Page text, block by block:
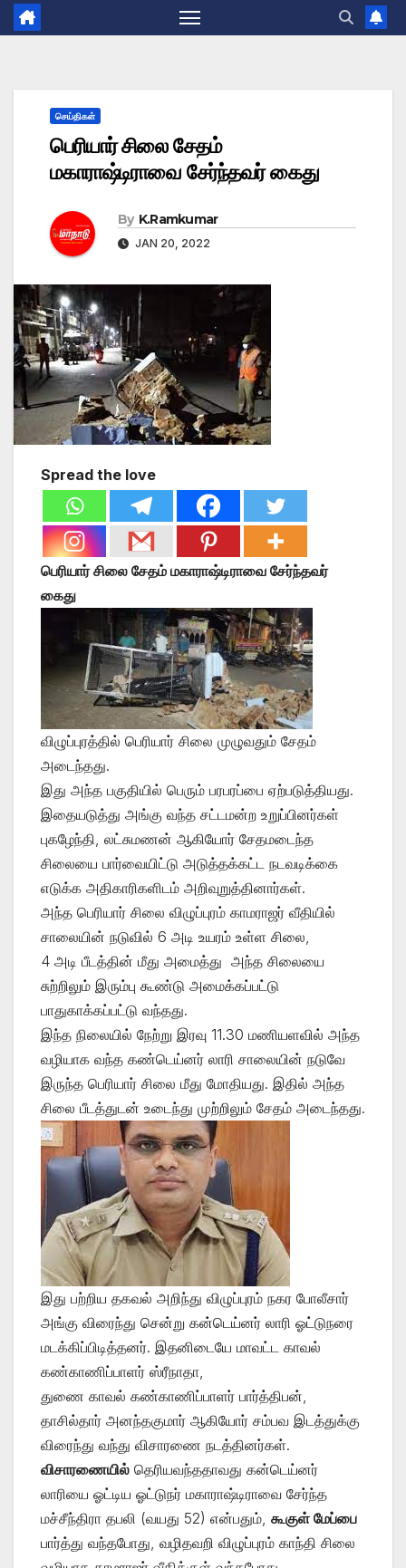
செய்திகள்
பெரியார் சிலை சேதம்
மகாராஷ்டிராவை சேர்ந்தவர் கைது
By K.Ramkumar
JAN 20, 2022
Spread the love
பெரியார் சிலை சேதம் மகாராஷ்டிராவை சேர்ந்தவர்
கைது
விழுப்புரத்தில் பெரியார் சிலை முழுவதும் சேதம்
அடைந்தது.
இது அந்த பகுதியில் பெரும் பரபரப்பை ஏற்படுத்தியது.
இதையடுத்து அங்கு வந்த சட்டமன்ற உறுப்பினர்கள்
புகழேந்தி, லட்சுமணன் ஆகியோர் சேதமடைந்த
சிலையை பார்வையிட்டு அடுத்தக்கட்ட நடவடிக்கை
எடுக்க அதிகாரிகளிடம் அறிவுறுத்தினார்கள்.
அந்த பெரியார் சிலை விழுப்புரம் காமராஜர் வீதியில்
சாலையின் நடுவில் 6 அடி உயரம் உள்ள சிலை,
4 அடி பீடத்தின் மீது அமைத்து அந்த சிலையை
சுற்றிலும் இரும்பு கூண்டு அமைக்கப்பட்டு
பாதுகாக்கப்பட்டு வந்தது.
இந்த நிலையில் நேற்று இரவு 11.30 மணியளவில் அந்த
வழியாக வந்த கண்டெய்னர் லாரி சாலையின் நடுவே
இருந்த பெரியார் சிலை மீது மோதியது. இதில் அந்த
சிலை பீடத்துடன் உடைந்து முற்றிலும் சேதம் அடைந்தது.
இது பற்றிய தகவல் அறிந்து விழுப்புரம் நகர போலீசார்
அங்கு விரைந்து சென்று கன்டெய்னர் லாரி ஓட்டுநரை
மடக்கிப்பிடித்தனர். இதனிடையே மாவட்ட காவல்
கண்காணிப்பாளர் ஸ்ரீநாதா,
துணை காவல் கண்காணிப்பாளர் பார்த்திபன்,
தாசில்தார் அனந்தகுமார் ஆகியோர் சம்பவ இடத்துக்கு
விரைந்து வந்து விசாரணை நடத்தினர்கள்.
விசாரணையில் தெரியவந்ததாவது கன்டெய்னர்
லாரியை ஓட்டிய ஓட்டுநர் மகாராஷ்டிராவை சேர்ந்த
மச்சீந்திரா தபலி (வயது 52) என்பதும், கூகுள் மேப்பை
பார்த்து வந்தபோது, வழிதவறி விழுப்புரம் காந்தி சிலை